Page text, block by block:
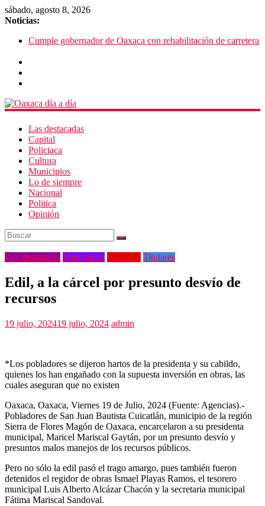
sábado, agosto 8, 2026
Noticias:
Cumple gobernador de Oaxaca con rehabilitación de carretera
Las destacadas
Capital
Policiaca
Cultura
Municipios
Lo de siempre
Nacional
Politica
Opinión
Las destacadas Municipios Policiaca Titulares
Edil, a la cárcel por presunto desvío de
recursos
19 julio, 202419 julio, 2024 admin
*Los pobladores se dijeron hartos de la presidenta y su cabildo,
quienes los han engañado con la supuesta inversión en obras, las
cuales aseguran que no existen
Oaxaca, Oaxaca, Viernes 19 de Julio, 2024 (Fuente: Agencias).-
Pobladores de San Juan Bautista Cuicatlán, municipio de la región
Sierra de Flores Magón de Oaxaca, encarcelaron a su presidenta
municipal, Maricel Mariscal Gaytán, por un presunto desvío y
presuntos malos manejos de los recursos públicos.
Pero no sólo la edil pasó el trago amargo, pues también fueron
detenidos el regidor de obras Ismael Playas Ramos, el tesorero
municipal Luis Alberto Alcázar Chacón y la secretaria municipal
Fátima Mariscal Sandoval.